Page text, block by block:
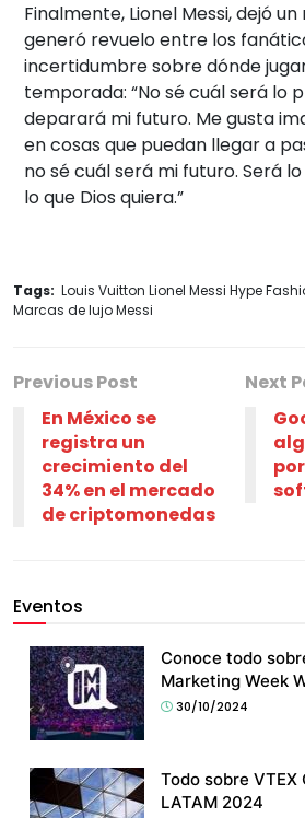
Finalmente, Lionel Messi, dejó
generó revuelo entre los
incertidumbre sobre dónde
temporada: “No sé cuál será lo
deparará mi futuro. Me gusta
en cosas que puedan llegar a
no sé cuál será mi futuro. Será
lo que Dios quiera.”
Tags: Louis Vuitton Lionel Messi Hype
Marcas de lujo Messi
Previous Post
En México se
registra un
crecimiento del
34% en el mercado
de criptomonedas
Next
Eventos
Conoce todo
Marketing Week
30/10/2024
Todo sobre VTEX
LATAM 2024